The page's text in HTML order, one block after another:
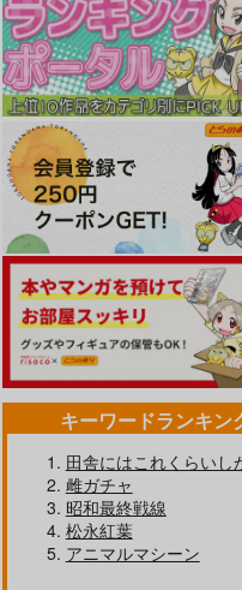
キーワードランキ
田舎にはこれくらいし
雌ガチャ
昭和最終戦線
松永紅葉
アニマルマシーン